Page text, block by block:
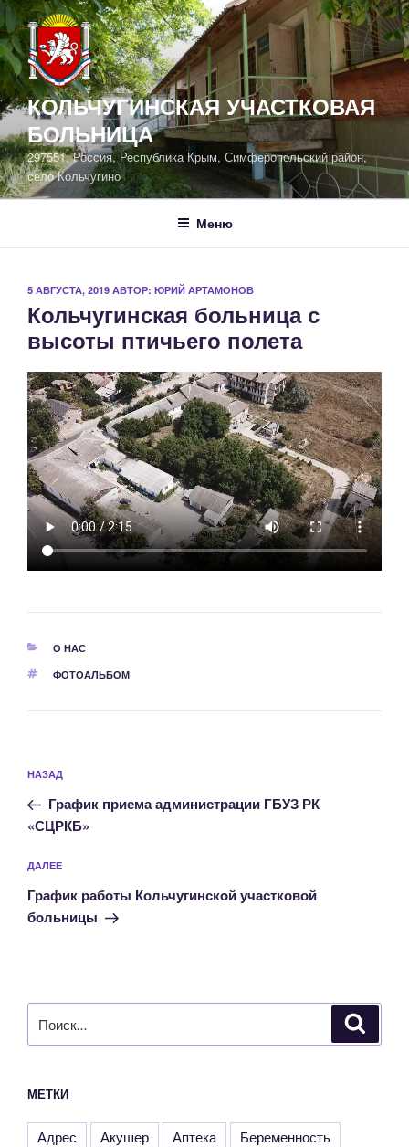
Перейти
к
содержимому
КОЛЬЧУГИНСКАЯ УЧАСТКОВАЯ
БОЛЬНИЦА
297551, Россия, Республика Крым, Симферопольский район,
село Кольчугино
Меню
ОПУБЛИКОВАНО
5 АВГУСТА, 2019 АВТОР: ЮРИЙ АРТАМОНОВ
Кольчугинская больница с
высоты птичьего полета
РУБРИКИ
О НАС
МЕТКИ
ФОТОАЛЬБОМ
по
записям
Предыдущая
запись:
НАЗАД
График приема администрации ГБУЗ РК
«СЦРКБ»
Следующая
запись
ДАЛЕЕ
График работы Кольчугинской участковой
больницы
МЕТКИ
Адрес Акушер Аптека
Беременность